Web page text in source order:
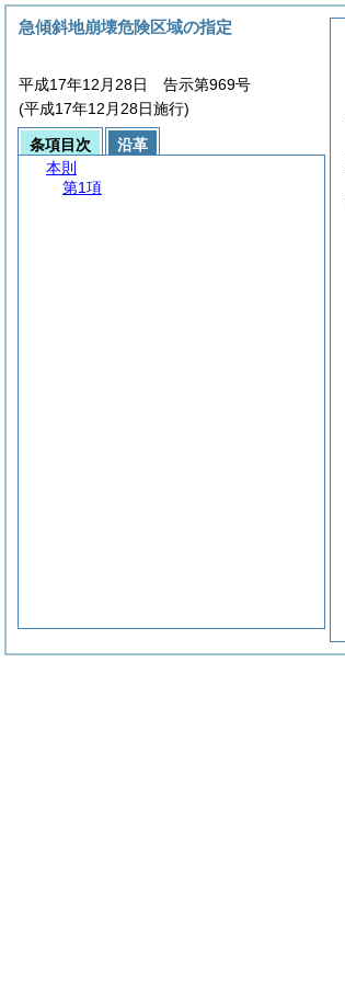
急傾斜地崩壊危険区域の指定
平成17年12月28日 告示第969号
(平成17年12月28日施行)
条項目次
沿革
本則
第1項